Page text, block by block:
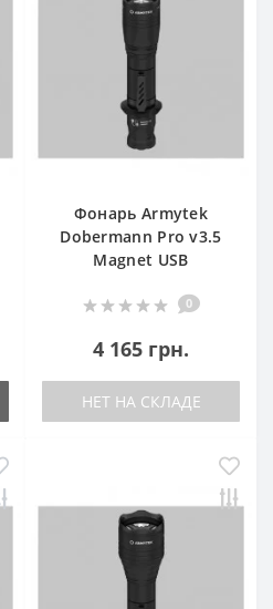
Фонарь Armytek
Dobermann Pro v3.5
Magnet USB
0
4 165 грн.
НЕТ НА СКЛАДЕ